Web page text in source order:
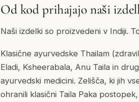
Od kod prihajajo naši
Naši izdelki so proizvedeni v Indiji.
Klasične ayurvedske Thailam
Eladi, Ksheerabala, Anu Taila in
ayurvedski medicini. Zelišča, ki jih
ohranili klasični Taila Paka